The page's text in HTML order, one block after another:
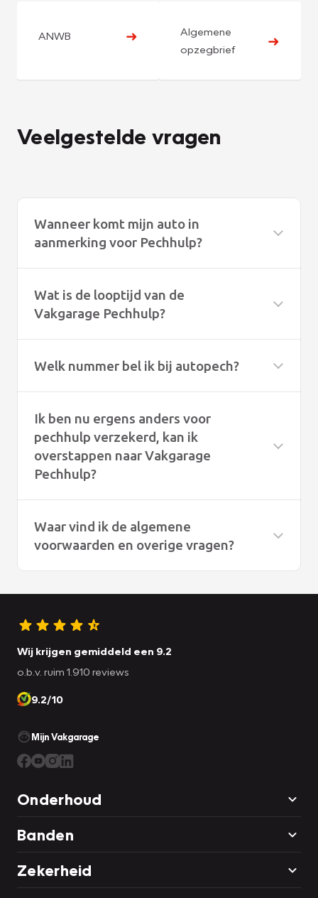
ANWB ➜
Algemene
opzegbrief
➜
Veelgestelde vragen
Wanneer komt mijn auto in
aanmerking voor Pechhulp?
Wat is de looptijd van de
Vakgarage Pechhulp?
Welk nummer bel ik bij autopech?
Ik ben nu ergens anders voor
pechhulp verzekerd, kan ik
overstappen naar Vakgarage
Pechhulp?
Waar vind ik de algemene
voorwaarden en overige vragen?
Onze algemene voorwaarden vindt uhier
Wij krijgen gemiddeld een 9.2
o.b.v. ruim 1.910 reviews
9.2/10
Mijn Vakgarage
Onderhoud
Banden
Zekerheid